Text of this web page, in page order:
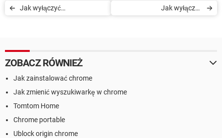
Jak wyłączyć
Jak wyłączyć
ZOBACZ RÓWNIEŻ
Jak zainstalować chrome
Jak zmienić wyszukiwarkę w chrome
Tomtom Home
Chrome portable
Ublock origin chrome